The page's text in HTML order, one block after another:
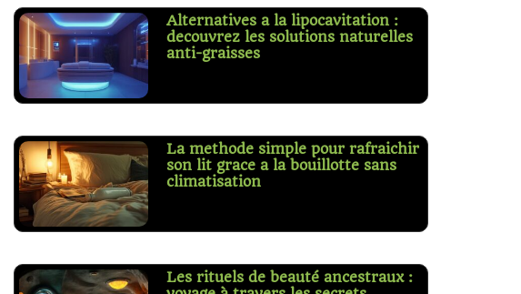
Alternatives a la lipocavitation :
decouvrez les solutions naturelles
anti-graisses
La methode simple pour rafraichir
son lit grace a la bouillotte sans
climatisation
Les rituels de beauté ancestraux :